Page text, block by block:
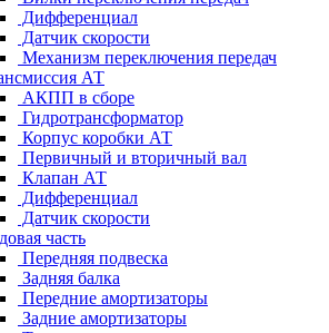
Дифференциал
Датчик скорости
Механизм переключения передач
АТ
АКПП в сборе
Гидротрансформатор
Корпус коробки АТ
Первичный и вторичный вал
Клапан АТ
Дифференциал
Датчик скорости
часть
Передняя подвеска
Задняя балка
Передние амортизаторы
Задние амортизаторы